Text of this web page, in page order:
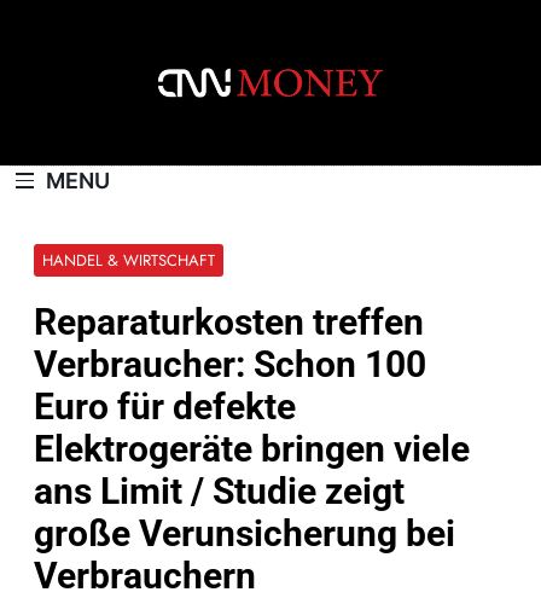
MENU
HANDEL & WIRTSCHAFT
Reparaturkosten treffen
Verbraucher: Schon 100
Euro für defekte
Elektrogeräte bringen viele
ans Limit / Studie zeigt
große Verunsicherung bei
Verbrauchern